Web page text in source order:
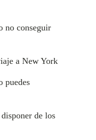
no conseguir
a New York
puedes
de los